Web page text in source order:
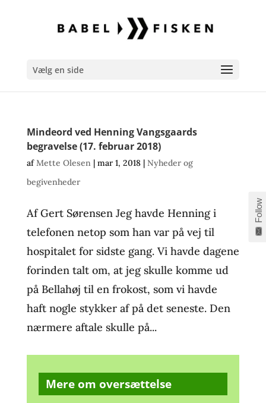
Vælg en side
Mindeord ved Henning Vangsgaards
begravelse (17. februar 2018)
afMette Olesen| mar 1, 2018| Nyheder og
begivenheder
Af Gert Sørensen Jeg havde Henning i
telefonen netop som han var på vej til
hospitalet for sidste gang. Vi havde dagene
forinden talt om, at jeg skulle komme ud
på Bellahøj til en frokost, som vi havde
haft nogle stykker af på det seneste. Den
nærmere aftale skulle på...
Mere om oversættelse
Follow